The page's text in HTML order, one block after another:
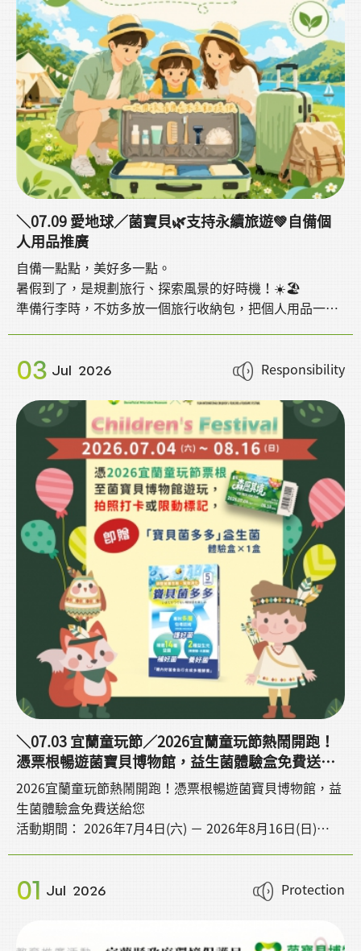
＼07.09 愛地球／菌寶貝🌿支持永續旅遊💚自備個
人用品推廣
自備一點點，美好多一點。
暑假到了，是規劃旅行、探索風景的好時機！☀️🏖️
準備行李時，不妨多放一個旅行收納包，把個人用品一起
鼓勵大家養成自備個人用品的好習慣。如有需求，仍可向
每一次自備，都是對環境多一分友善；每一次選擇，都讓
永續更靠近我們的生活💚
今年暑假，就從整理行李開始，一起讓旅行留下美好回
憶，也留下愛護環境的足跡✨
03 Jul 2026 Responsibility
＼07.03 宜蘭童玩節／2026宜蘭童玩節熱鬧開跑！
憑票根暢遊菌寶貝博物館，益生菌體驗盒免費送給
您
2026宜蘭童玩節熱鬧開跑！憑票根暢遊菌寶貝博物館，益
生菌體驗盒免費送給您
活動期間： 2026年7月4日(六) － 2026年8月16日(日)
樂與健康帶回家！
01 Jul 2026 Protection